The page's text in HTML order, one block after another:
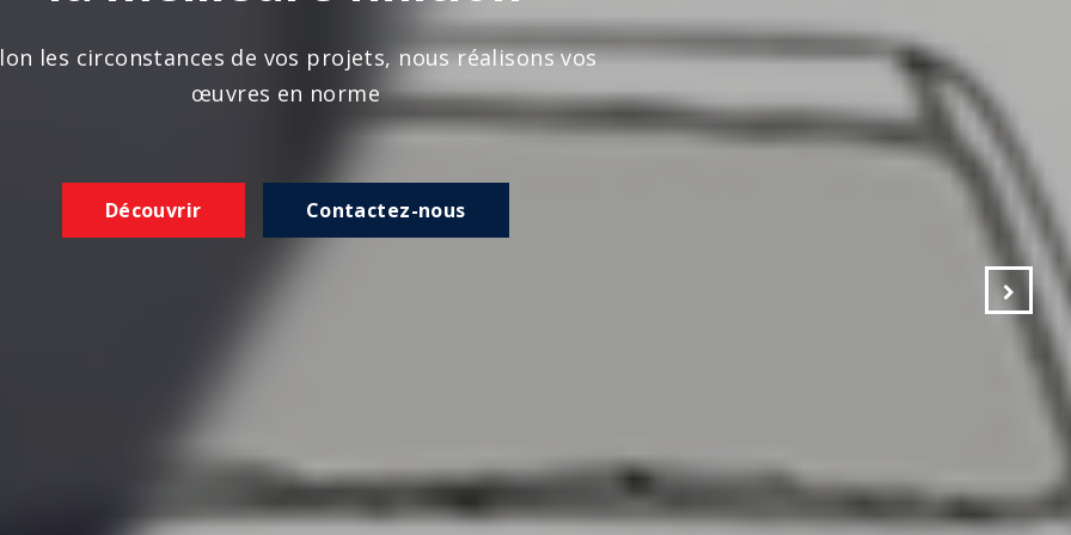
les circonstances de vos projets, nous réalisons vos
œuvres en norme
Découvrir Contactez-nous